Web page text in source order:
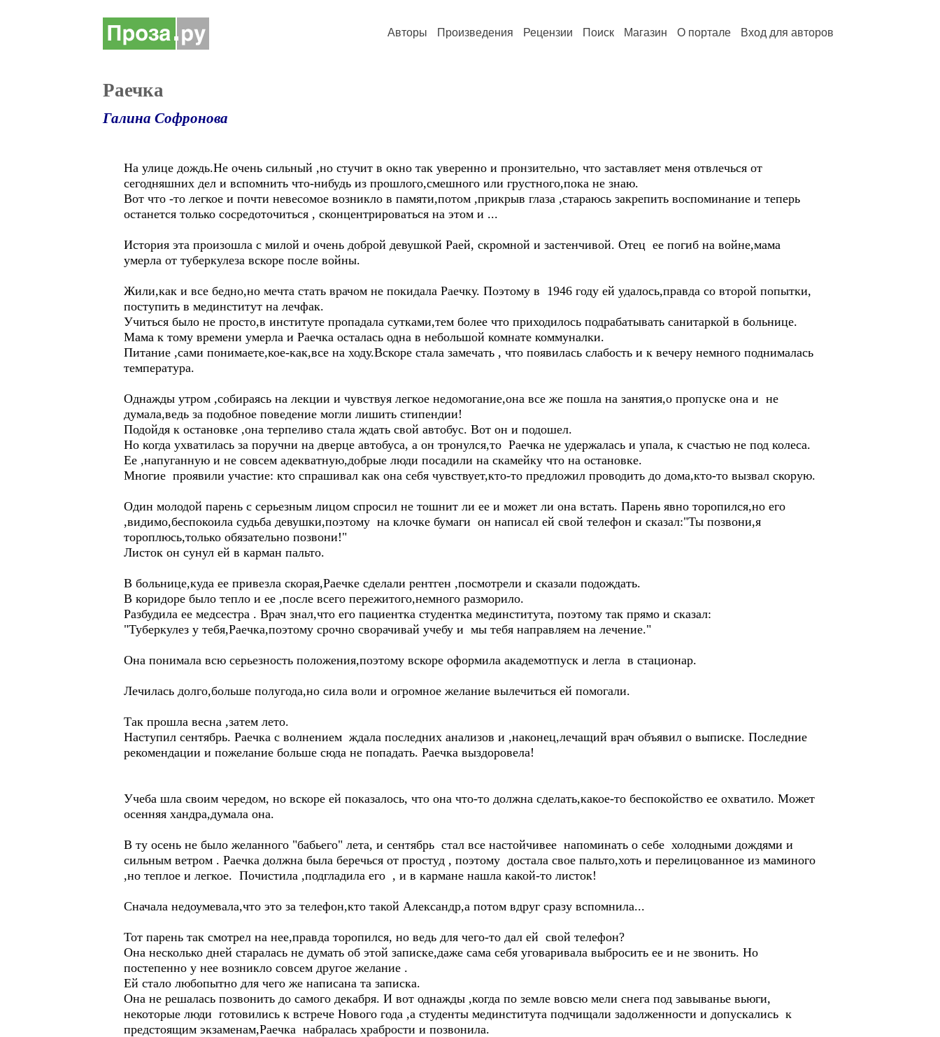
Авторы Произведения Рецензии Поиск Магазин О портале Вход для авторов
Раечка
Галина Софронова
На улице дождь.Не очень сильный ,но стучит в окно так уверенно и пронзительно, что заставляет меня отвлечься от
сегодняшних дел и вспомнить что-нибудь из прошлого,смешного или грустного,пока не знаю.
Вот что -то легкое и почти невесомое возникло в памяти,потом ,прикрыв глаза ,стараюсь закрепить воспоминание и теперь
останется только сосредоточиться , сконцентрироваться на этом и ...
История эта произошла с милой и очень доброй девушкой Раей, скромной и застенчивой. Отец ее погиб на войне,мама
умерла от туберкулеза вскоре после войны.
Жили,как и все бедно,но мечта стать врачом не покидала Раечку. Поэтому в 1946 году ей удалось,правда со второй попытки,
поступить в мединститут на лечфак.
Учиться было не просто,в институте пропадала сутками,тем более что приходилось подрабатывать санитаркой в больнице.
Мама к тому времени умерла и Раечка осталась одна в небольшой комнате коммуналки.
Питание ,сами понимаете,кое-как,все на ходу.Вскоре стала замечать , что появилась слабость и к вечеру немного поднималась
температура.
Однажды утром ,собираясь на лекции и чувствуя легкое недомогание,она все же пошла на занятия,о пропуске она и не
думала,ведь за подобное поведение могли лишить стипендии!
Подойдя к остановке ,она терпеливо стала ждать свой автобус. Вот он и подошел.
Но когда ухватилась за поручни на дверце автобуса, а он тронулся,то Раечка не удержалась и упала, к счастью не под колеса.
Ее ,напуганную и не совсем адекватную,добрые люди посадили на скамейку что на остановке.
Многие проявили участие: кто спрашивал как она себя чувствует,кто-то предложил проводить до дома,кто-то вызвал скорую.
Один молодой парень с серьезным лицом спросил не тошнит ли ее и может ли она встать. Парень явно торопился,но его
,видимо,беспокоила судьба девушки,поэтому на клочке бумаги он написал ей свой телефон и сказал:"Ты позвони,я
тороплюсь,только обязательно позвони!"
Листок он сунул ей в карман пальто.
В больнице,куда ее привезла скорая,Раечке сделали рентген ,посмотрели и сказали подождать.
В коридоре было тепло и ее ,после всего пережитого,немного разморило.
Разбудила ее медсестра . Врач знал,что его пациентка студентка мединститута, поэтому так прямо и сказал:
"Туберкулез у тебя,Раечка,поэтому срочно сворачивай учебу и мы тебя направляем на лечение."
Она понимала всю серьезность положения,поэтому вскоре оформила академотпуск и легла в стационар.
Лечилась долго,больше полугода,но сила воли и огромное желание вылечиться ей помогали.
Так прошла весна ,затем лето.
Наступил сентябрь. Раечка с волнением ждала последних анализов и ,наконец,лечащий врач объявил о выписке. Последние
рекомендации и пожелание больше сюда не попадать. Раечка выздоровела!
Учеба шла своим чередом, но вскоре ей показалось, что она что-то должна сделать,какое-то беспокойство ее охватило. Может
осенняя хандра,думала она.
В ту осень не было желанного "бабьего" лета, и сентябрь стал все настойчивее напоминать о себе холодными дождями и
сильным ветром . Раечка должна была беречься от простуд , поэтому достала свое пальто,хоть и перелицованное из маминого
,но теплое и легкое. Почистила ,подгладила его , и в кармане нашла какой-то листок!
Сначала недоумевала,что это за телефон,кто такой Александр,а потом вдруг сразу вспомнила...
Тот парень так смотрел на нее,правда торопился, но ведь для чего-то дал ей свой телефон?
Она несколько дней старалась не думать об этой записке,даже сама себя уговаривала выбросить ее и не звонить. Но
постепенно у нее возникло совсем другое желание .
Ей стало любопытно для чего же написана та записка.
Она не решалась позвонить до самого декабря. И вот однажды ,когда по земле вовсю мели снега под завыванье вьюги,
некоторые люди готовились к встрече Нового года ,а студенты мединститута подчищали задолженности и допускались к
предстоящим экзаменам,Раечка набралась храбрости и позвонила.